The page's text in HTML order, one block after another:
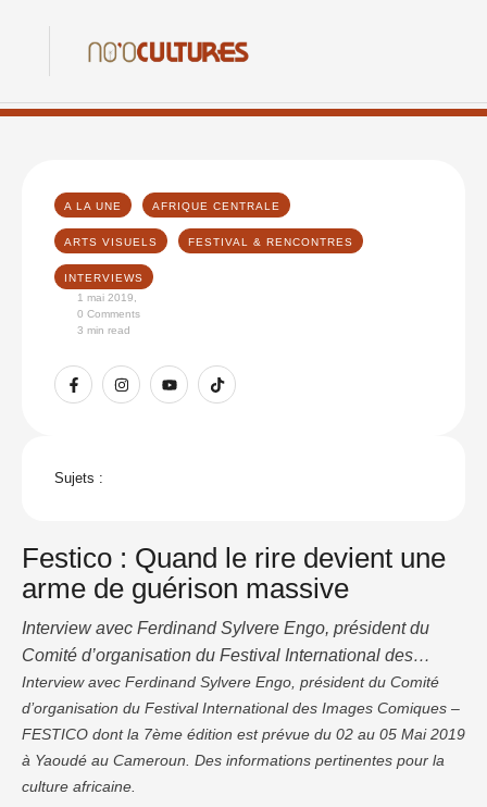
A LA UNE AFRIQUE CENTRALE
ARTS VISUELS FESTIVAL & RENCONTRES
INTERVIEWS
1 mai 2019
0 Comments
3 min read
Sujets :
Festico : Quand le rire devient une
arme de guérison massive
Interview avec Ferdinand Sylvere Engo, président du
Comité d’organisation du Festival International des
Images Comiques – FESTICO dont la 7ème édition est
prévue du 02 au 05 Mai 2019 à Yaoudé au Cameroun.
Des informations pertinentes pour la culture africaine.
Vous tenez cette année la 7è édition du festival
International des Images Comiques. Pourquoi créer …
Interview avec Ferdinand Sylvere Engo, président du Comité
d’organisation du Festival International des Images Comiques –
FESTICO dont la 7ème édition est prévue du 02 au 05 Mai 2019
à Yaoudé au Cameroun. Des informations pertinentes pour la
culture africaine.